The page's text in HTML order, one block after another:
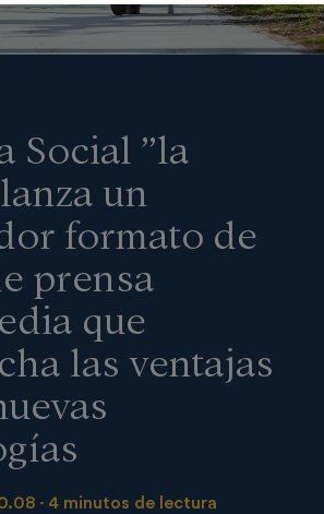
Social ”la
un
formato de
prensa
que
las ventajas
4 minutos de lectura